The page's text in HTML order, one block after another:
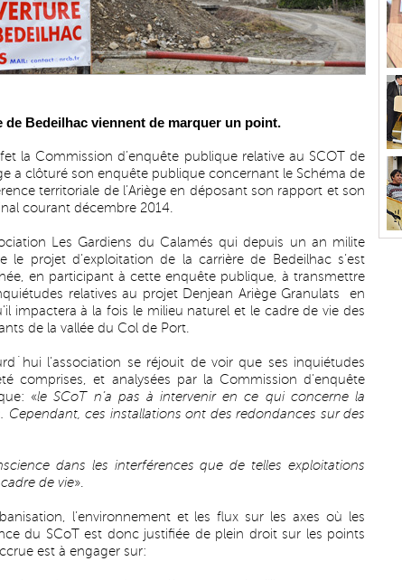
Bedeilhac viennent de marquer un point.
la Commission d’enquête publique relative au SCOT de
a clôturé son enquête publique concernant le Schéma de
territoriale de l’Ariège en déposant son rapport et son
courant décembre 2014.
Les Gardiens du Calamés qui depuis un an milite
le projet d’exploitation de la carrière de Bedeilhac s’est
en participant à cette enquête publique, à transmettre
relatives au projet Denjean Ariège Granulats en
impactera à la fois le milieu naturel et le cadre de vie des
de la vallée du Col de Port.
l’association se réjouit de voir que ses inquiétudes
comprises, et analysées par la Commission d’enquête
«le SCoT n’a pas à intervenir en ce qui concerne la
Cependant, ces installations ont des redondances sur des
dans les interférences que de telles exploitations
de vie».
l’environnement et les flux sur les axes où les
du SCoT est donc justifiée de plein droit sur les points
est à engager sur: